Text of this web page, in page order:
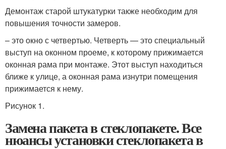
Демонтаж старой штукатурки также необходим для
повышения точности замеров.
– это окно с четвертью. Четверть — это специальный
выступ на оконном проеме, к которому прижимается
оконная рама при монтаже. Этот выступ находиться
ближе к улице, а оконная рама изнутри помещения
прижимается к нему.
Рисунок 1.
Замена пакета в стеклопакете. Все
нюансы установки стеклопакета в